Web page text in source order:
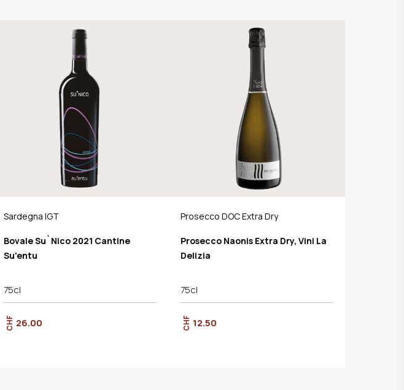
Sardegna IGT
Bovale Su`Nico 2021 Cantine
Su'entu
75cl
CHF 26.00
Prosecco DOC Extra Dry
Prosecco Naonis Extra Dry, Vini La
Delizia
75cl
CHF 12.50